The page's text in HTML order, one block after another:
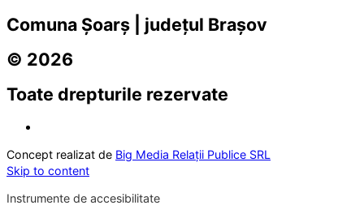
Comuna Șoarș | județul Brașov
© 2026
Toate drepturile rezervate
Concept realizat de Big Media Relații Publice SRL
Skip to content
Instrumente de accesibilitate